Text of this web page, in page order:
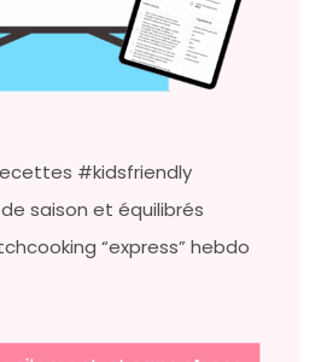
#kidsfriendly
saison et équilibrés
“express” hebdo